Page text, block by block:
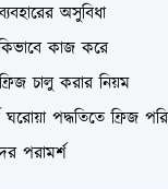
অসুবিধা
কাজ করে
চালু করার নিয়ম
ঘরোয়া পদ্ধতিতে ফ্রিজ
পরামর্শ